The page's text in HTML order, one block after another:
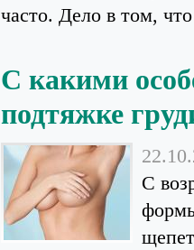
часто. Дело в том,
С какими
подтяжке
С